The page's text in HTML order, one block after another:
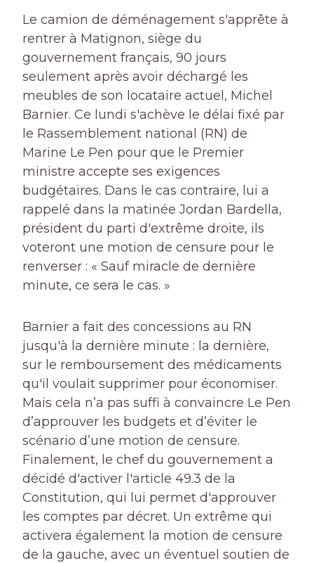
Le camion de déménagement s'apprête à
rentrer à Matignon, siège du
gouvernement français, 90 jours
seulement après avoir déchargé les
meubles de son locataire actuel, Michel
Barnier. Ce lundi s'achève le délai fixé par
le Rassemblement national (RN) de
Marine Le Pen pour que le Premier
ministre accepte ses exigences
budgétaires. Dans le cas contraire, lui a
rappelé dans la matinée Jordan Bardella,
président du parti d'extrême droite, ils
voteront une motion de censure pour le
renverser : « Sauf miracle de dernière
minute, ce sera le cas. »
Barnier a fait des concessions au RN
jusqu'à la dernière minute : la dernière,
sur le remboursement des médicaments
qu'il voulait supprimer pour économiser.
Mais cela n’a pas suffi à convaincre Le Pen
d’approuver les budgets et d’éviter le
scénario d’une motion de censure.
Finalement, le chef du gouvernement a
décidé d'activer l'article 49.3 de la
Constitution, qui lui permet d'approuver
les comptes par décret. Un extrême qui
activera également la motion de censure
de la gauche, avec un éventuel soutien de